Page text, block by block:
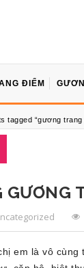
ĐIỂM
tagged “gương trang
GƯƠNG
em là vô